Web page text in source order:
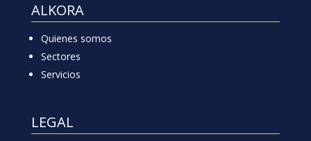
ALKORA
Quienes somos
Sectores
Servicios
LEGAL